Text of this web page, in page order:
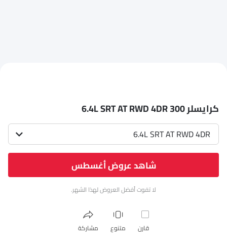
كرايسلر 300 6.4L SRT AT RWD 4DR
6.4L SRT AT RWD 4DR
شاهد عروض أغسطس
لا تفوت أفضل العروض لهذا الشهر.
قارن متنوع مشاركة